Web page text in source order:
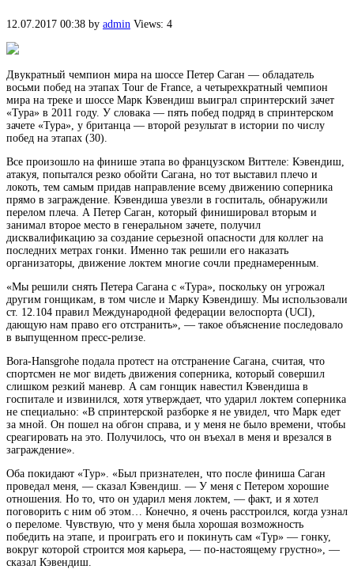
12.07.2017 00:38 by admin Views: 4
Двукратный чемпион мира на шоссе Петер Саган — обладатель
восьми побед на этапах Tour de France, а четырехкратный чемпион
мира на треке и шоссе Марк Кэвендиш выиграл спринтерский зачет
«Тура» в 2011 году. У словака — пять побед подряд в спринтерском
зачете «Тура», у британца — второй результат в истории по числу
побед на этапах (30).
Все произошло на финише этапа во французском Виттеле: Кэвендиш,
атакуя, попытался резко обойти Сагана, но тот выставил плечо и
локоть, тем самым придав направление всему движению соперника
прямо в заграждение. Кэвендиша увезли в госпиталь, обнаружили
перелом плеча. А Петер Саган, который финишировал вторым и
занимал второе место в генеральном зачете, получил
дисквалификацию за создание серьезной опасности для коллег на
последних метрах гонки. Именно так решили его наказать
организаторы, движение локтем многие сочли преднамеренным.
«Мы решили снять Петера Сагана с «Тура», поскольку он угрожал
другим гонщикам, в том числе и Марку Кэвендишу. Мы использовали
ст. 12.104 правил Международной федерации велоспорта (UCI),
дающую нам право его отстранить», — такое объяснение последовало
в выпущенном пресс-релизе.
Bora-Hansgrohe подала протест на отстранение Сагана, считая, что
спортсмен не мог видеть движения соперника, который совершил
слишком резкий маневр. А сам гонщик навестил Кэвендиша в
госпитале и извинился, хотя утверждает, что ударил локтем соперника
не специально: «В спринтерской разборке я не увидел, что Марк едет
за мной. Он пошел на обгон справа, и у меня не было времени, чтобы
среагировать на это. Получилось, что он въехал в меня и врезался в
заграждение».
Оба покидают «Тур». «Был признателен, что после финиша Саган
проведал меня, — сказал Кэвендиш. — У меня с Петером хорошие
отношения. Но то, что он ударил меня локтем, — факт, и я хотел
поговорить с ним об этом… Конечно, я очень расстроился, когда узнал
о переломе. Чувствую, что у меня была хорошая возможность
победить на этапе, и проиграть его и покинуть сам «Тур» — гонку,
вокруг которой строится моя карьера, — по-настоящему грустно», —
сказал Кэвендиш.